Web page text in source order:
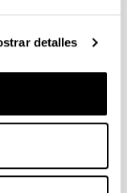
detalles
realidades que
sus ventajas